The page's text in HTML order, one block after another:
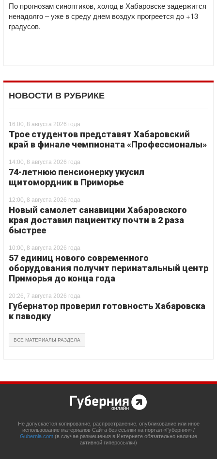
По прогнозам синоптиков, холод в Хабаровске задержится
ненадолго – уже в среду днем воздух прогреется до +13
градусов.
НОВОСТИ В РУБРИКЕ
16:00, 8 августа 2026 года
Трое студентов представят Хабаровский
край в финале чемпионата «Профессионалы»
14:00, 8 августа 2026 года
74-летнюю пенсионерку укусил
щитомордник в Приморье
12:00, 8 августа 2026 года
Новый самолет санавиции Хабаровского
края доставил пациентку почти в 2 раза
быстрее
10:00, 8 августа 2026 года
57 единиц нового современного
оборудования получит перинатальный центр
Приморья до конца года
20:26, 7 августа 2026 года
Губернатор проверил готовность Хабаровска
к паводку
ВСЕ МАТЕРИАЛЫ РАЗДЕЛА
Не допускается копирование, распространение, опубликование или иное
использование материалов Сайта без ссылки на портал «Губерния» /
Gubernia.com (в случае размещения в Интернете обязательно наличие
активной гиперссылки)